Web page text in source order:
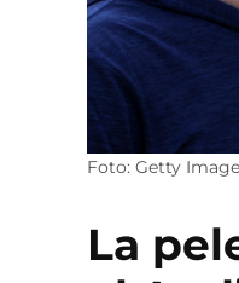
Foto: Getty
La